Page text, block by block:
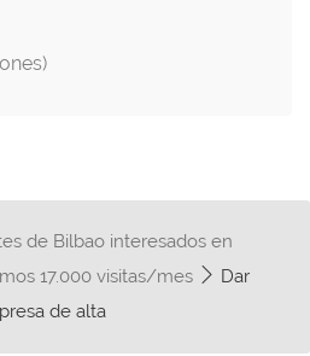
de Bilbao interesados en
17.000 visitas/mes
Dar
de alta